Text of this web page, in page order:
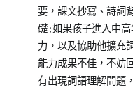
要，課文抄寫、詩詞
礎;如果孩子進入中
力，以及協助他擴充
能力成果不佳，不妨
有出現詞語理解問題